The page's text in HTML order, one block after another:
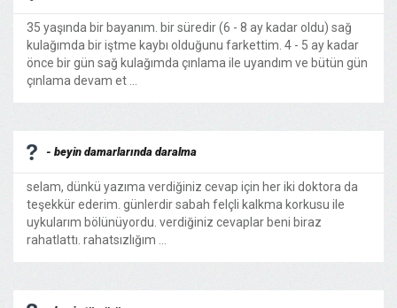
35 yaşında bir bayanım. bir süredir (6 - 8 ay kadar oldu) sağ
kulağımda bir iştme kaybı olduğunu farkettim. 4 - 5 ay kadar
önce bir gün sağ kulağımda çınlama ile uyandım ve bütün gün
çınlama devam et ...
- beyin damarlarında daralma
selam, dünkü yazıma verdiğiniz cevap için her iki doktora da
teşekkür ederim. günlerdir sabah felçli kalkma korkusu ile
uykularım bölünüyordu. verdiğiniz cevaplar beni biraz
rahatlattı. rahatsızlığım ...